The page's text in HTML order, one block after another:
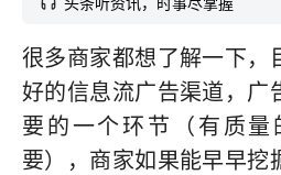
很多商家都想了解一下，
好的信息流广告渠道，广
要的一个环节（有质量
要），商家如果能早早挖